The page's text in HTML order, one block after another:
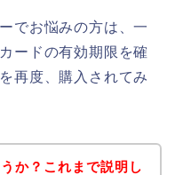
でお悩みの方は、一
ードの有効期限を確
再度、購入されてみ
か？これまで説明し